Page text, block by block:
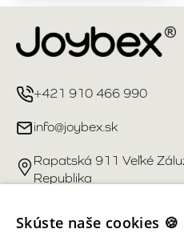
+421 910 466 990
info@joybex.sk
Rapatská 911 Veľké
Republika
Užitočné odkazy
Skúste naše cookies 🍪